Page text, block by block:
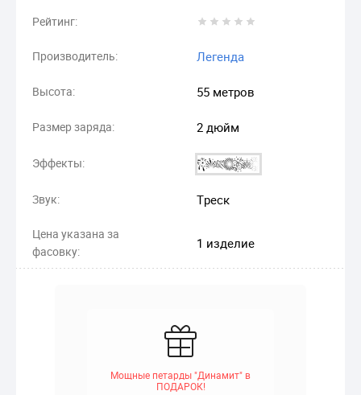
Рейтинг:
Производитель: Легенда
Высота: 55 метров
Размер заряда: 2 дюйм
Эффекты:
Звук: Треск
Цена указана за
фасовку:
1 изделие
Мощные петарды "Динамит" в
ПОДАРОК!